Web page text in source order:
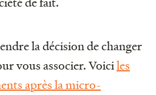
la décision de changer
vous associer. Voiciles
après la micro-